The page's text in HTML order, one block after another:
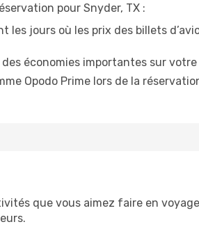
pour Snyder, TX :
les jours où les prix des billets
économies importantes sur votre
Opodo Prime lors de la
que vous aimez faire en